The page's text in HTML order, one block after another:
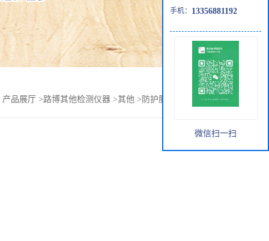
产品展厅 >路博其他检测仪器 >其他 > 防护服空调送风机凉快
手机： 13356881192
微信扫一扫